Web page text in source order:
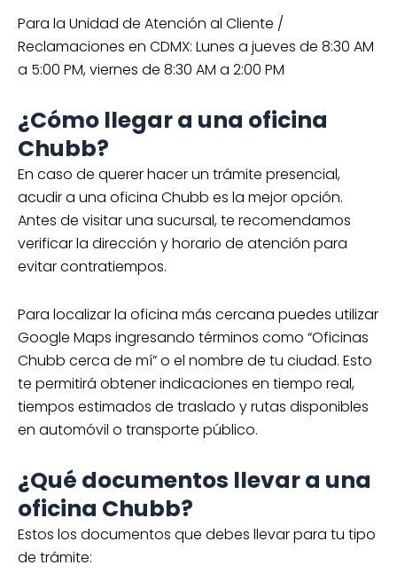
Para la Unidad de Atención al Cliente /
Reclamaciones en CDMX: Lunes a jueves de 8:30 AM
a 5:00 PM, viernes de 8:30 AM a 2:00 PM
¿Cómo llegar a una oficina
Chubb?
En caso de querer hacer un trámite presencial,
acudir a una oficina Chubb es la mejor opción.
Antes de visitar una sucursal, te recomendamos
verificar la dirección y horario de atención para
evitar contratiempos.
Para localizar la oficina más cercana puedes utilizar
Google Maps ingresando términos como “Oficinas
Chubb cerca de mí” o el nombre de tu ciudad. Esto
te permitirá obtener indicaciones en tiempo real,
tiempos estimados de traslado y rutas disponibles
en automóvil o transporte público.
¿Qué documentos llevar a una
oficina Chubb?
Estos los documentos que debes llevar para tu tipo
de trámite: